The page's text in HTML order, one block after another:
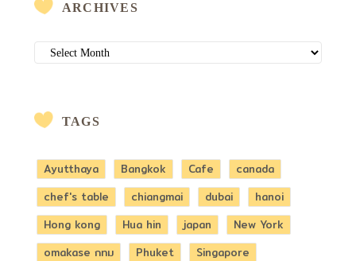
ARCHIVES
ARCHIVES
TAGS
Ayutthaya Bangkok Cafe
canada
chef's table
chiangmai dubai
hanoi
Hong kong
Hua hin japan
New York
omakase กทม
Phuket Singapore